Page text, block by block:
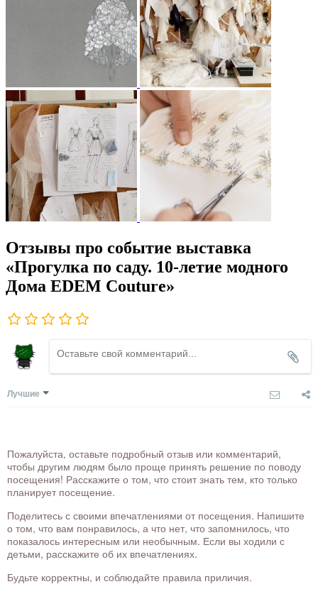
Отзывы про событие выставка
«Прогулка по саду. 10-летие модного
Дома EDEM Couture»
Лучшие
Пожалуйста, оставьте подробный отзыв или комментарий,
чтобы другим людям было проще принять решение по поводу
посещения! Расскажите о том, что стоит знать тем, кто только
планирует посещение.
Поделитесь с своими впечатлениями от посещения. Напишите
о том, что вам понравилось, а что нет, что запомнилось, что
показалось интересным или необычным. Если вы ходили с
детьми, расскажите об их впечатлениях.
Будьте корректны, и соблюдайте правила приличия.